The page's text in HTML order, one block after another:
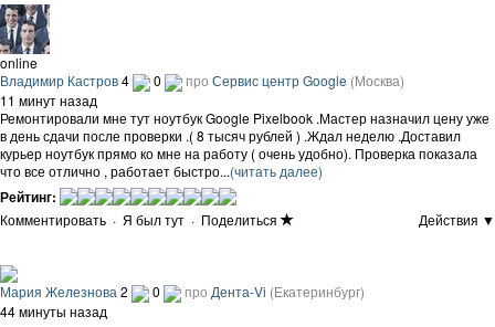
online
Владимир Кастров4 0 про Сервис центр Google (Москва)
11 минут назад
Ремонтировали мне тут ноутбук Google Pixelbook .Мастер назначил цену уже
в день сдачи после проверки .( 8 тысяч рублей ) .Ждал неделю .Доставил
курьер ноутбук прямо ко мне на работу ( очень удобно). Проверка показала
что все отлично , работает быстро...(читать далее)
Рейтинг:
Комментировать · Я был тут · Поделиться Действия ▼
Мария Железнова 2 0 про Дента-Vi (Екатеринбург)
44 минуты назад